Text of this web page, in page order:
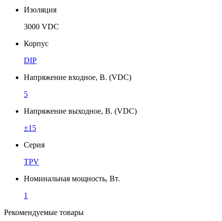
Изоляция
3000 VDC
Корпус
DIP
Напряжение входное, В. (VDC)
5
Напряжение выходное, В. (VDC)
±15
Серия
TPV
Номинальная мощность, Вт.
1
Рекомендуемые товары